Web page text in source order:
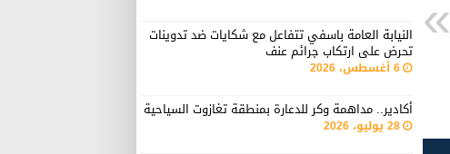
النيابة العامة باسفي تتفاعل مع شكايات ضد تدوينات
تحرض على ارتكاب جرائم عنف
6 أغسطس، 2026
أكادير.. مداهمة وكر للدعارة بمنطقة تغازوت السياحية
28 يوليو، 2026